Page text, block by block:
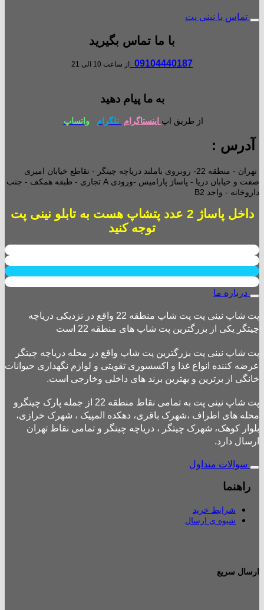
تماس با نینی پت
با ما تماس بگیرید
09104440187 از ساعت 10 الی 21
به ما پیام دهید
از طریق اپ اینستاگرام تلگرام واتساپ
آدرس :
تهران - منطقه 22- روبروی باملند دریاچه چیتگر - تقاطع خیابان امیری
صفت و خیابان دریا - پاساژ پارامیس -ورودی A تجاری -
طبقه همکف - جنب
داروخانه - واحد B2
داخل پاساژ 2 عدد پتشاپ هست به تابلو نینی پت
توجه کنید
درباره ما
پت شاپ نینی پت پت شاپ منطقه 22 واقع در نزدیکی دریاچه
چیتگر یکی از بزرگترین پت شاپ های منطقه 22 است
پت شاپ نینی پت بزرگترین پت شاپ واقع در محله دریاچه چیتگر
عرضه کننده انواع غذا و اکسسوری تقویتی و لوازم نگهداری حیوانات
خانگی از برترین و بهترین برند های داخلی وخارجی است.
پت شاپ نینی پت به تمامی نقاط منطقه 22 از جمله پارک چیتگرو
محله های اطراف ،شهرک باقری، دهکده المپیک ، شهرک خرازی،
بلوار کوهک، شهرک چیتگر ، دریاچه چیتگر و تمامی نقاط تهران
ارسال دارد.
سوالات متداول
راهنما
شرایط خرید
شیوه ی ارسال
ارسال سریع